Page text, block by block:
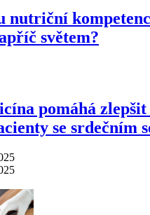
nutriční
světem?
pomáhá
se srdečním